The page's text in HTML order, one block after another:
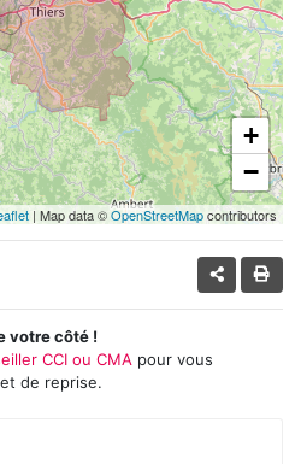
+
−
| Map data ©OpenStreetMapcontributors
votre côté !
CCI ou CMA pour vous
de reprise.